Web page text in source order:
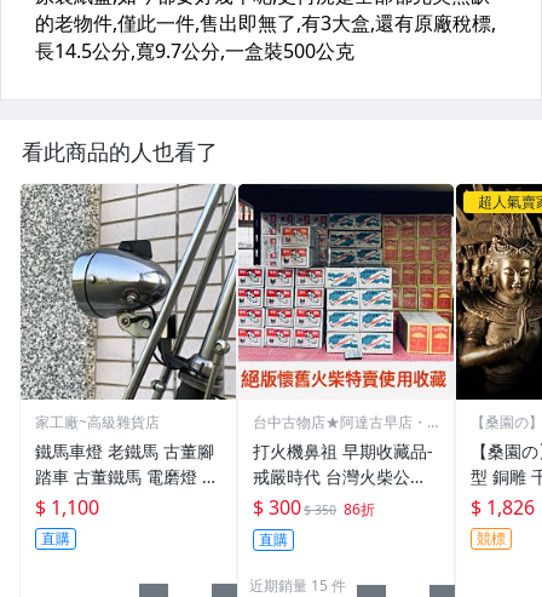
看此商品的人也看了
家工廠~高級雜貨店
鐵馬車燈 老鐵馬 古董腳
踏車 古董鐵馬 電磨燈 古
董鐵馬車燈 單車摩擦發
電 摩擦發電 老車燈
$ 1,100
直購
台中古物店★阿達古早店・
打火機鼻祖 早期收藏品-
戒嚴時代 台灣火柴公司
生產 飛火箭火柴10盒1封
🔥番仔火 台中市賣老火
柴0932-624811絕版火
柴 雜貨 劇組拍片
$ 300$ 350 86折
直購
近期銷量 15 件
超人氣賣
【桑園の
【桑園
型 銅雕
G 孔雀
殼老道
雕 T
$ 1,826
競標